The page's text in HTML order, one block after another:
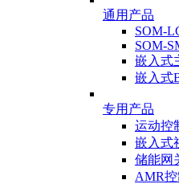
通用产品
SOM-
SOM-
嵌入式
嵌入式
专用产品
运动控
嵌入式
储能网
AMR